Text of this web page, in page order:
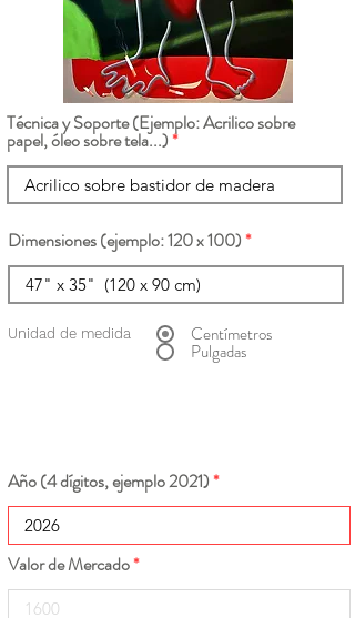
Técnica y Soporte (Ejemplo: Acrilico sobre
papel, óleo sobre tela...)
Dimensiones (ejemplo: 120 x 100)
Unidad de medida Centímetros
Pulgadas
Año (4 dígitos, ejemplo 2021)
Valor de Mercado